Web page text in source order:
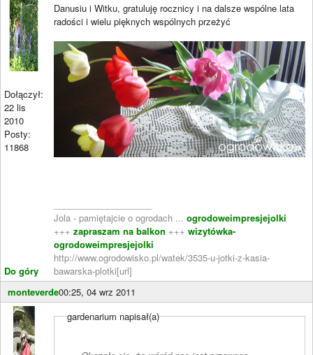
Dołączył:
22 lis
2010
Posty:
11868
Do góry
Danusiu i Witku, gratuluję rocznicy i na dalsze wspólne lata
radości i wielu pięknych wspólnych przeżyć
Jola - pamiętajcie o ogrodach ... ogrodoweimpresjejolki
+++ zapraszam na balkon +++ wizytówka-
ogrodoweimpresjejolki
http://www.ogrodowisko.pl/watek/3535-u-jotki-z-kasia-
bawarska-plotki[url]
monteverde00:25, 04 wrz 2011
gardenarium napisał(a)